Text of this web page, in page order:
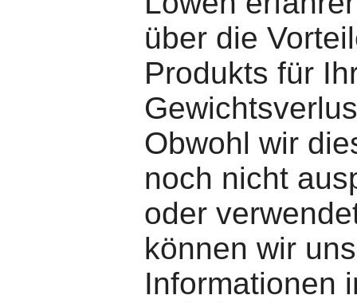
über die
Produkts für
Obwohl wir
noch nicht
oder
können wir
Informationen